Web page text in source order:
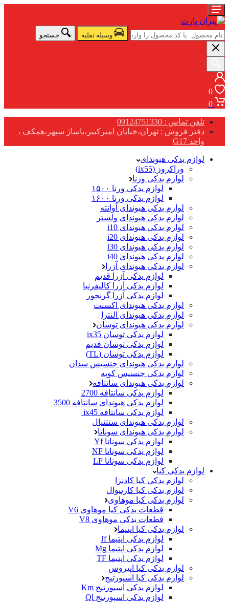
وسیله نقلیه جستجو
0
0
تلفن تماس : 09124751330
دفتر فروش : تهران،خیابان امیرکبیر،پاساژ سپهر،همکف ،
واحد G17
لوازم یدکی هیوندای
وراکروز (ix55)
لوازم یدکی ورنا
لوازم یدکی ورنا ۱۵۰۰
لوازم یدکی ورنا ۱۶۰۰
لوازم یدکی هیوندای آوانته
لوازم یدکی هیوندای ولستر
لوازم یدکی هیوندای i10
لوازم یدکی هیوندای i20
لوازم یدکی هیوندای i30
لوازم یدکی هیوندای i40
لوازم یدکی هیوندای آزرا
لوازم یدکی آزرا قدیم
لوازم یدکی آزرا کالیفرنیا
لوازم یدکی آزرا گرنجور
لوازم یدکی هیوندای اکسنت
لوازم یدکی هیوندای النترا
لوازم یدکی هیوندای توسان
لوازم یدکی توسان ix35
لوازم یدکی توسان قدیم
لوازم یدکی توسان (TL)
لوازم یدکی هیوندای جنسیس سدان
لوازم یدکی جنسیس کوپه
لوازم یدکی هیوندای سانتافه
لوازم یدکی سانتافه 2700
لوازم یدکی هیوندای سانتافه 3500
لوازم یدکی سانتافه ix45
لوازم یدکی هیوندای سنتنیال
لوازم یدکی هیوندای سوناتا
لوازم یدکی سوناتا Yf
لوازم یدکی سوناتا NF
لوازم یدکی سوناتا LF
لوازم یدکی کیا
لوازم یدکی کیا کادنزا
لوازم یدکی کیا کارنیوال
لوازم یدکی کیا موهاوی
قطعات یدکی کیا موهاوی V6
قطعات یدکی موهاوی V8
لوازم یدکی کیا اپتیما
لوازم یدکی اپتیما Jf
لوازم یدکی اپتیما Mg
لوازم یدکی اپتیما TF
لوازم یدکی کیا اپیروس
لوازم یدکی کیا اسپورتیج
لوازم یدکی اسپورتیج Km
لوازم یدکی اسپورتیج Ql